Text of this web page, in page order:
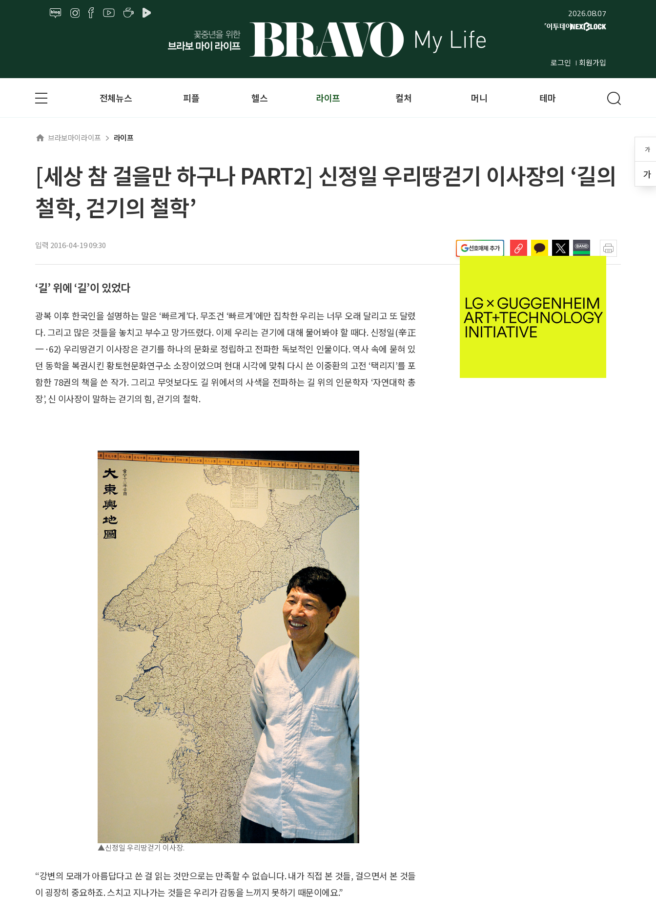
2026.08.07
로그인 회원가입
가
가
전체뉴스 피플 헬스 라이프 컬처 머니 테마
브라보마이라이프 라이프
[세상 참 걸을만 하구나 PART2] 신정일 우리땅걷기 이사장의 ‘길의
철학, 걷기의 철학’
입력 2016-04-19 09:30 선호매체 추가
‘길’ 위에 ‘길’이 있었다
광복 이후 한국인을 설명하는 말은 ‘빠르게’다. 무조건 ‘빠르게’에만 집착한 우리는 너무 오래 달리고 또 달렸
다. 그리고 많은 것들을 놓치고 부수고 망가뜨렸다. 이제 우리는 걷기에 대해 물어봐야 할 때다. 신정일(辛正
一·62) 우리땅걷기 이사장은 걷기를 하나의 문화로 정립하고 전파한 독보적인 인물이다. 역사 속에 묻혀 있
던 동학을 복권시킨 황토현문화연구소 소장이었으며 현대 시각에 맞춰 다시 쓴 이중환의 고전 ‘택리지’를 포
함한 78권의 책을 쓴 작가. 그리고 무엇보다도 길 위에서의 사색을 전파하는 길 위의 인문학자 ‘자연대학 총
장’, 신 이사장이 말하는 걷기의 힘, 걷기의 철학.
▲신정일 우리땅걷기 이사장.
“강변의 모래가 아름답다고 쓴 걸 읽는 것만으로는 만족할 수 없습니다. 내가 직접 본 것들, 걸으면서 본 것들
이 굉장히 중요하죠. 스치고 지나가는 것들은 우리가 감동을 느끼지 못하기 때문이에요.”